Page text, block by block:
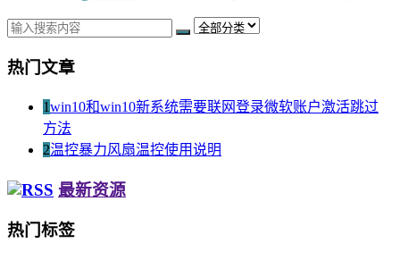
热门文章
1win10和win10新系统需要联网登录微软账户激活跳过
方法
2温控暴力风扇温控使用说明
最新资源
热门标签